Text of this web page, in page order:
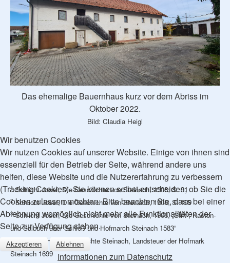
Das ehemalige Bauernhaus kurz vor dem Abriss im
Oktober 2022.
Bild: Claudia Heigl
1Schlicht Josef, Die Geschichte von Steinach, 1908, S. 91
2Schlicht Josef, Die Geschichte von Steinach, 1908, S. 109
3Schlicht Josef, Die Geschichte von Steinach, 1908, „Stift-, Kasten-
und Salbuch über Schloß und Hofmarch Steinach 1583“
Archiv für Heimatgeschichte Steinach, Landsteuer der Hofmark
Steinach 1699
Wir benutzen Cookies
Wir nutzen Cookies auf unserer Website. Einige von ihnen sind
essenziell für den Betrieb der Seite, während andere uns
helfen, diese Website und die Nutzererfahrung zu verbessern
(Tracking Cookies). Sie können selbst entscheiden, ob Sie die
Cookies zulassen möchten. Bitte beachten Sie, dass bei einer
Ablehnung womöglich nicht mehr alle Funktionalitäten der
Seite zur Verfügung stehen.
Akzeptieren Ablehnen
Informationen zum Datenschutz